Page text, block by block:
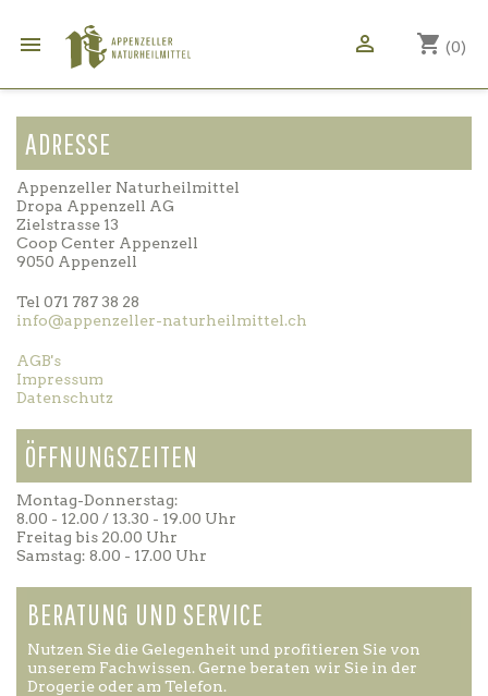
 shopping_cart (0)

ADRESSE
Appenzeller Naturheilmittel
Dropa Appenzell AG
Zielstrasse 13
Coop Center Appenzell
9050 Appenzell
Tel 071 787 38 28
info@appenzeller-naturheilmittel.ch
AGB's
Impressum
Datenschutz
ÖFFNUNGSZEITEN
Montag-Donnerstag:
8.00 - 12.00 / 13.30 - 19.00 Uhr
Freitag bis 20.00 Uhr
Samstag: 8.00 - 17.00 Uhr
BERATUNG UND SERVICE
Nutzen Sie die Gelegenheit und profitieren Sie von
unserem Fachwissen. Gerne beraten wir Sie in der
Drogerie oder am Telefon.